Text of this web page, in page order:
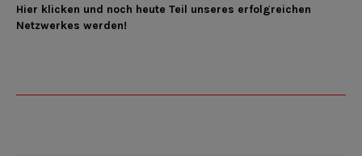
Hier klicken und noch heute Teil unseres erfolgreichen
Netzwerkes werden!